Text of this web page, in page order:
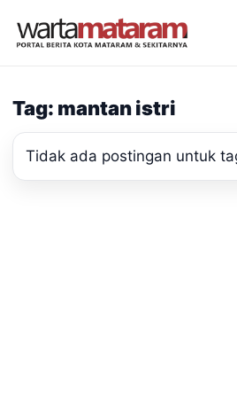
Tag: mantan istri
Tidak ada postingan untuk